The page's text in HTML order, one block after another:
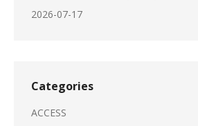
2026-07-17
Categories
ACCESS